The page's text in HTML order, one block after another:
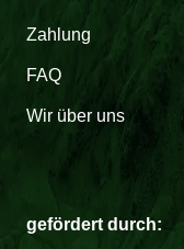
Zahlung
FAQ
Wir über uns
gefördert durch: